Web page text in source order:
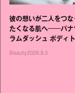
彼の想いが二人をつな
たくなる肌へ──パナ
ラムダッシュ ボディ
Beauty2026.8.5